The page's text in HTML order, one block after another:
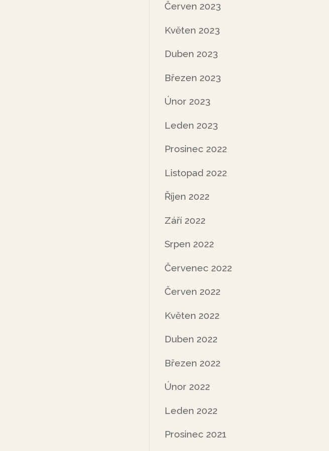
Červen 2023
Květen 2023
Duben 2023
Březen 2023
Únor 2023
Leden 2023
Prosinec 2022
Listopad 2022
Říjen 2022
Září 2022
Srpen 2022
Červenec 2022
Červen 2022
Květen 2022
Duben 2022
Březen 2022
Únor 2022
Leden 2022
Prosinec 2021